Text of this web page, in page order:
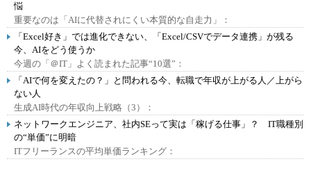
悩
重要なのは「AIに代替されにくい本質的な自走力」：
「Excel好き」では進化できない、「Excel/CSVでデータ連携」が残る
今、AIをどう使うか
今週の「＠IT」よく読まれた記事“10選”：
「AIで何を変えたの？」と問われる今、転職で年収が上がる人／上がら
ない人
生成AI時代の年収向上戦略（3）：
ネットワークエンジニア、社内SEって実は「稼げる仕事」？ IT職種別
の“単価”に明暗
ITフリーランスの平均単価ランキング：